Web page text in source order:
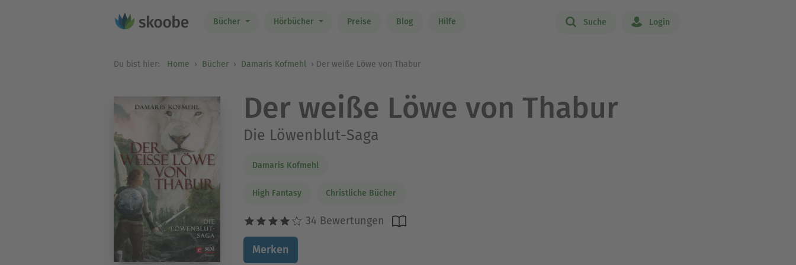
Bücher Hörbücher Preise Blog Hilfe Suche Login
Du bist hier: Home Bücher Damaris Kofmehl Der weiße Löwe von Thabur
Der weiße Löwe von Thabur
Die Löwenblut-Saga
Damaris Kofmehl
High Fantasy Christliche Bücher
34 Bewertungen
Merken